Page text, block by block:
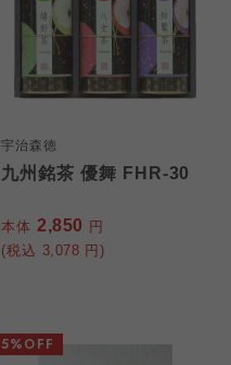
宇治森徳
九州銘茶 優舞 FHR-30
本体 2,850 円
(税込 3,078 円)
5%OFF